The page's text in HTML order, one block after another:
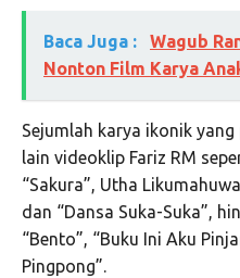
Baca Juga :
Wagub
Nonton Film Karya
Sejumlah karya ikonik
lain videoklip Fariz RM
“Sakura”, Utha
dan “Dansa Suka-Suka”,
“Bento”, “Buku Ini Aku
Pingpong”.